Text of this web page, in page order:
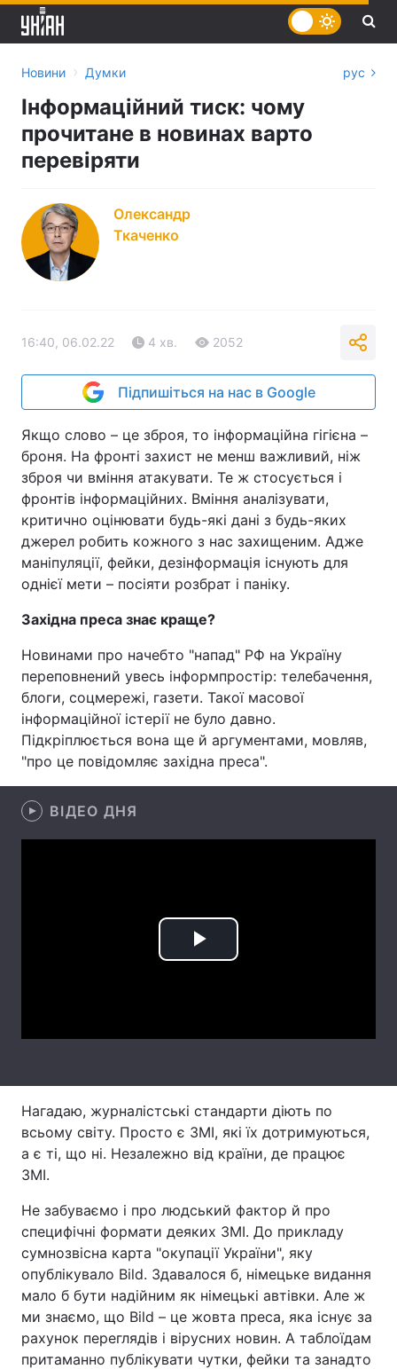
Здоров'я Туризм
Цікавинки Погода
Екологія
Лонгріди
Відео з Youtube Статті
Інтерв'ю Думки
Архів Вакансії
Новини › Думки рус
Інформаційний тиск: чому
прочитане в новинах варто
перевіряти
Олександр
Ткаченко
16:40, 06.02.22 4 хв. 2052
Підпишіться на нас в Google
Якщо слово – це зброя, то інформаційна гігієна –
броня. На фронті захист не менш важливий, ніж
зброя чи вміння атакувати. Те ж стосується і
фронтів інформаційних. Вміння аналізувати,
критично оцінювати будь-які дані з будь-яких
джерел робить кожного з нас захищеним. Адже
маніпуляції, фейки, дезінформація існують для
однієї мети – посіяти розбрат і паніку.
Західна преса знає краще?
Новинами про начебто "напад" РФ на Україну
переповнений увесь інформпростір: телебачення,
блоги, соцмережі, газети. Такої масової
інформаційної істерії не було давно.
Підкріплюється вона ще й аргументами, мовляв,
"про це повідомляє західна преса".
ВІДЕО ДНЯ
Play
Нагадаю, журналістські стандарти діють по
всьому світу. Просто є ЗМІ, які їх дотримуються,
а є ті, що ні. Незалежно від країни, де працює
ЗМІ.
Не забуваємо і про людський фактор й про
специфічні формати деяких ЗМІ. До прикладу
сумнозвісна карта "окупації України", яку
опублікувало Bild. Здавалося б, німецьке видання
мало б бути надійним як німецькі автівки. Але ж
ми знаємо, що Bild – це жовта преса, яка існує за
рахунок переглядів і вірусних новин. А таблоїдам
притаманно публікувати чутки, фейки та занадто